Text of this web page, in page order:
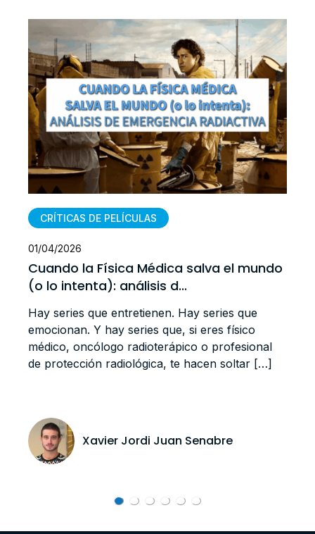
CRÍTICAS DE PELÍCULAS
01/04/2026
Cuando la Física Médica salva el mundo
(o lo intenta): análisis d...
Hay series que entretienen. Hay series que
emocionan. Y hay series que, si eres físico
médico, oncólogo radioterápico o profesional
de protección radiológica, te hacen soltar […]
Xavier Jordi Juan Senabre